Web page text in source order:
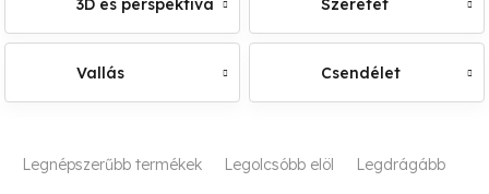
Vallás Csendélet
TLegnépszerűbb termékek Legolcsóbb elöl Legdrágább